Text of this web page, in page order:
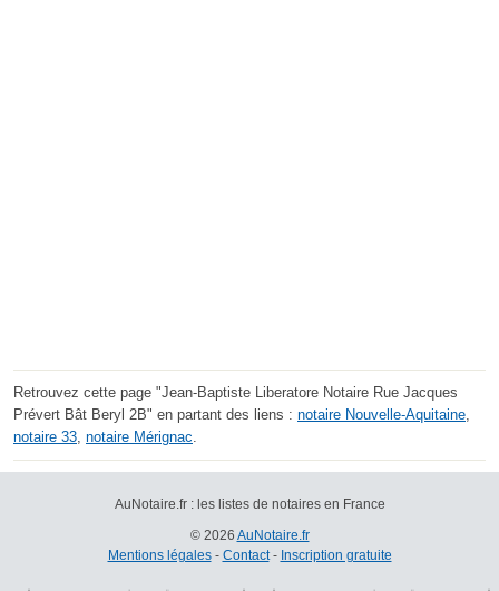
Retrouvez cette page "Jean-Baptiste Liberatore Notaire Rue Jacques
Prévert Bât Beryl 2B" en partant des liens : notaire Nouvelle-Aquitaine,
notaire 33, notaire Mérignac.
AuNotaire.fr : les listes de notaires en France
© 2026 AuNotaire.fr
Mentions légales- Contact- Inscription gratuite